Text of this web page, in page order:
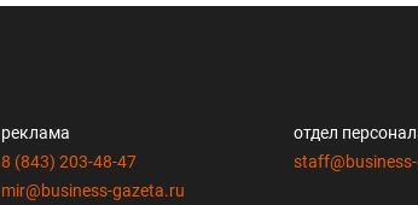
реклама
8 (843) 203-48-47
mir@business-gazeta.ru
отдел